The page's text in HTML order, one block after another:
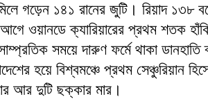
গড়েন ১৪১ রানের জুটি। রিয়াদ ১৩৮
ওয়ানডে ক্যারিয়ারের প্রথম শতক
সময়ে দারুণ ফর্মে থাকা ডানহাতি
হয়ে বিশ্বমঞ্চে প্রথম সেঞ্চুরিয়ান
আর দুটি ছক্কার মার।